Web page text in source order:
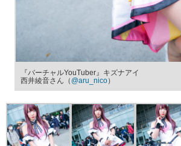
『バーチャルYouTuber』キズナアイ
西井綾音さん（ @aru_nico）